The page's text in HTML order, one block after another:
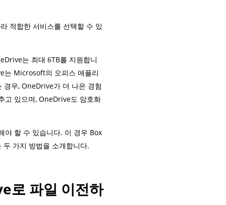
적합한 서비스를 선택할 수 있
는 최대 6TB를 지원합니
는 Microsoft의 오피스 애플리
우, OneDrive가 더 나은 경험
고 있으며, OneDrive도 암호화
야 할 수 있습니다. 이 경우 Box
가지 방법을 소개합니다.
로 파일 이전하